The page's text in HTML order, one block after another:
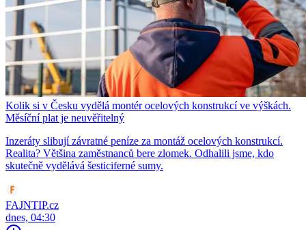
Kolik si v Česku vydělá montér ocelových konstrukcí ve výškách.
Měsíční plat je neuvěřitelný
Inzeráty slibují závratné peníze za montáž ocelových konstrukcí.
Realita? Většina zaměstnanců bere zlomek. Odhalili jsme, kdo
skutečně vydělává šesticiferné sumy.
FAJNTIP.cz
dnes, 04:30